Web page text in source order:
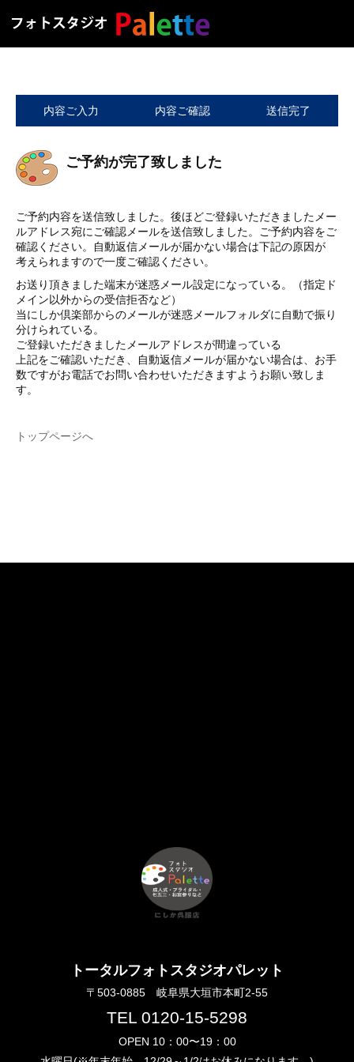
内容ご入力 内容ご確認 送信完了
ご予約が完了致しました
ご予約内容を送信致しました。後ほどご登録いただきましたメー
ルアドレス宛にご確認メールを送信致しました。ご予約内容をご
確認ください。自動返信メールが届かない場合は下記の原因が
考えられますので一度ご確認ください。
お送り頂きました端末が迷惑メール設定になっている。（指定ド
メイン以外からの受信拒否など）
当にしか倶楽部からのメールが迷惑メールフォルダに自動で振り
分けられている。
ご登録いただきましたメールアドレスが間違っている
上記をご確認いただき、自動返信メールが届かない場合は、お手
数ですがお電話でお問い合わせいただきますようお願い致しま
す。
トップページへ
トータルフォトスタジオパレット
〒503-0885 岐阜県大垣市本町2-55
TEL 0120-15-5298
OPEN 10：00〜19：00